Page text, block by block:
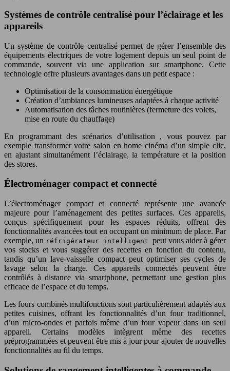
Systèmes de contrôle centralisé pour l’éclairage et les
appareils
Un système de contrôle centralisé permet de gérer l’ensemble des
équipements électriques de votre logement depuis un seul point de
commande, souvent via une application sur smartphone. Cette
technologie offre plusieurs avantages dans un petit espace :
Optimisation de la consommation énergétique
Création d’ambiances lumineuses adaptées à chaque activité
Automatisation des tâches routinières (fermeture des volets,
mise en route du chauffage)
En programmant des scénarios d’utilisation , vous pouvez par
exemple transformer votre salon en home cinéma d’un simple clic,
en ajustant simultanément l’éclairage, la température et la position
des stores.
Électroménager compact et connecté
L’électroménager compact et connecté représente une avancée
majeure pour l’aménagement des petites surfaces. Ces appareils,
conçus spécifiquement pour les espaces réduits, offrent des
fonctionnalités avancées tout en occupant un minimum de place. Par
exemple, un réfrigérateur intelligent peut vous aider à gérer
vos stocks et vous suggérer des recettes en fonction du contenu,
tandis qu’un lave-vaisselle compact peut optimiser ses cycles de
lavage selon la charge. Ces appareils connectés peuvent être
contrôlés à distance via smartphone, permettant une gestion plus
efficace de l’espace et du temps.
Les fours combinés multifonctions sont particulièrement adaptés aux
petites cuisines, offrant les fonctionnalités d’un four traditionnel,
d’un micro-ondes et parfois même d’un four vapeur dans un seul
appareil. Certains modèles intègrent même des recettes
préprogrammées et peuvent être mis à jour pour ajouter de nouvelles
fonctionnalités au fil du temps.